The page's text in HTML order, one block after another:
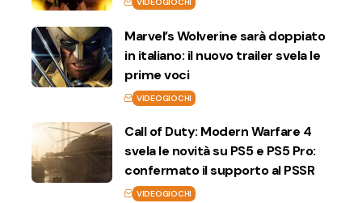
Marvel’s Wolverine sarà doppiato
in italiano: il nuovo trailer svela le
prime voci
VIDEOGIOCHI
Call of Duty: Modern Warfare 4
svela le novità su PS5 e PS5 Pro:
confermato il supporto al PSSR
VIDEOGIOCHI